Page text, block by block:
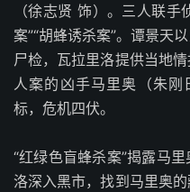
（徐志贤 饰）。三人联手
案”“胡蜂诱杀案”。谭景天
尸检，瓦拉里洛提供当地
人案的凶手马里奥（朱
标，危机四伏。
“红绿色盲蜂杀案”揭露马
洛深入黑市，找到马里奥